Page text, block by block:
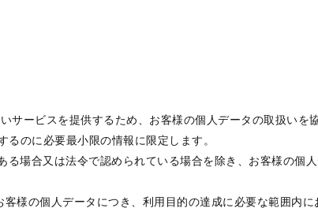
サービスを提供するため、お客様の個人データの取扱いを
のに必要最小限の情報に限定します。
場合又は法令で認められている場合を除き、お客様の個
様の個人データにつき、利用目的の達成に必要な範囲内に